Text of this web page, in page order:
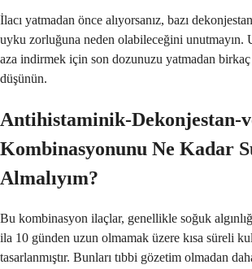
İlacı yatmadan önce alıyorsanız, bazı
uyku zorluğuna neden olabileceğini unutmayın.
aza indirmek için son dozunuzu yatmadan birkaç
düşünün.
Antihistaminik-Dekonjestan-
Kombinasyonunu Ne Kadar
Almalıyım?
Bu kombinasyon ilaçlar, genellikle soğuk
ila 10 günden uzun olmamak üzere kısa süreli
tasarlanmıştır. Bunları tıbbi gözetim olmadan